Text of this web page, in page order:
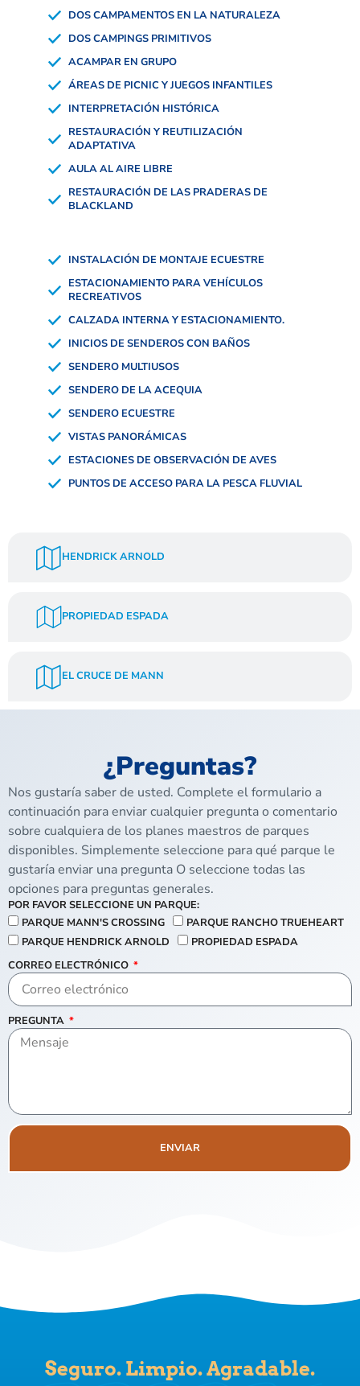
HENDRICK ARNOLD
PROPIEDAD ESPADA
EL CRUCE DE MANN
DOS CAMPAMENTOS EN LA NATURALEZA
DOS CAMPINGS PRIMITIVOS
ACAMPAR EN GRUPO
ÁREAS DE PICNIC Y JUEGOS INFANTILES
INTERPRETACIÓN HISTÓRICA
RESTAURACIÓN Y REUTILIZACIÓN
ADAPTATIVA
AULA AL AIRE LIBRE
RESTAURACIÓN DE LAS PRADERAS DE
BLACKLAND
INSTALACIÓN DE MONTAJE ECUESTRE
ESTACIONAMIENTO PARA VEHÍCULOS
RECREATIVOS
CALZADA INTERNA Y ESTACIONAMIENTO.
INICIOS DE SENDEROS CON BAÑOS
SENDERO MULTIUSOS
SENDERO DE LA ACEQUIA
SENDERO ECUESTRE
VISTAS PANORÁMICAS
ESTACIONES DE OBSERVACIÓN DE AVES
PUNTOS DE ACCESO PARA LA PESCA FLUVIAL
¿Preguntas?
Nos gustaría saber de usted. Complete el formulario a
continuación para enviar cualquier pregunta o comentario
sobre cualquiera de los planes maestros de parques
disponibles. Simplemente seleccione para qué parque le
gustaría enviar una pregunta O seleccione todas las
opciones para preguntas generales.
POR FAVOR SELECCIONE UN PARQUE:
PARQUE MANN'S CROSSING
PARQUE RANCHO TRUEHEART
PARQUE HENDRICK ARNOLD
PROPIEDAD ESPADA
CORREO ELECTRÓNICO
PREGUNTA
ENVIAR
Seguro. Limpio. Agradable.